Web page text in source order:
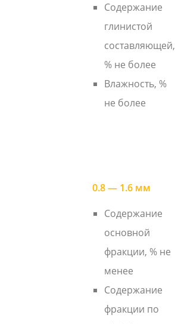
Содержание
глинистой
составляющей,
% не более
Влажность, %
не более
0.8 — 1.6 мм
Содержание
основной
фракции, % не
менее
Содержание
фракции по